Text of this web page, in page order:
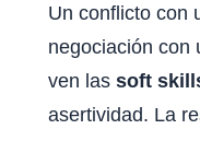
Un conflicto con
negociación con
ven las soft
asertividad. La